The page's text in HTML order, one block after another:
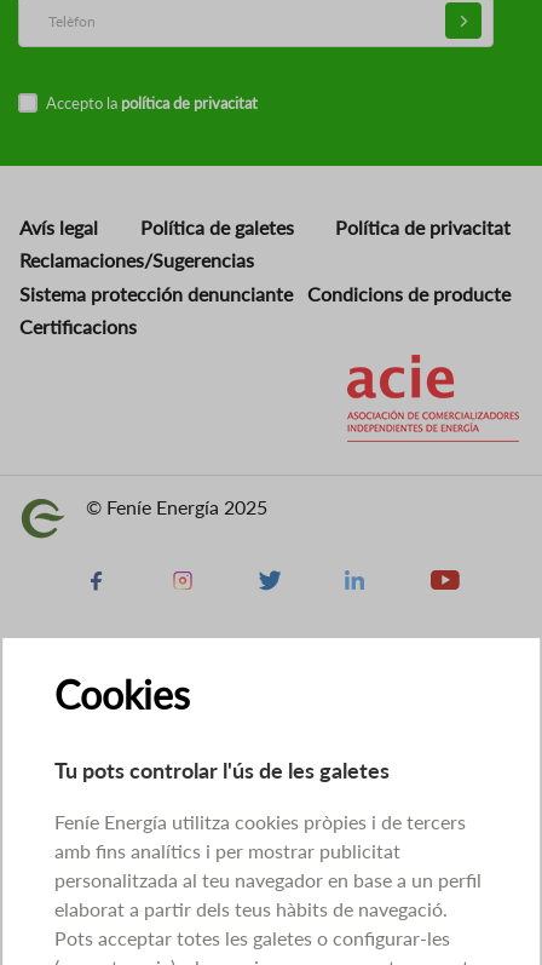
Accepto la política de privacitat
Avís legal Política de galetes
Política de privacitat
Reclamaciones/Sugerencias
Sistema protección denunciante
Condicions de producte
Certificacions
Imatge © Feníe Energía 2025
Facebook Instagram X Linkedin Youtube
Cookies
Tu pots controlar l'ús de les galetes
Feníe Energía utilitza cookies pròpies i de tercers
amb fins analítics i per mostrar publicitat
personalitzada al teu navegador en base a un perfil
elaborat a partir dels teus hàbits de navegació.
Pots acceptar totes les galetes o configurar-les